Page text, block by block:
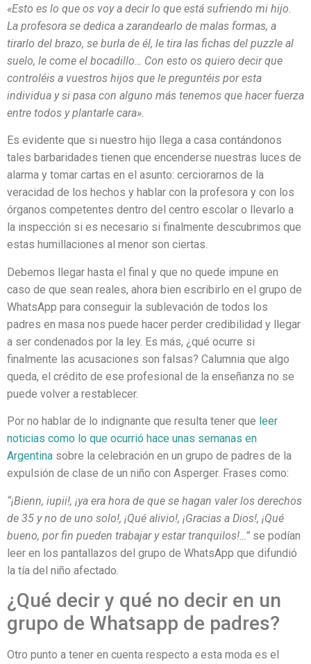
«Esto es lo que os voy a decir lo que está sufriendo mi hijo.
La profesora se dedica a zarandearlo de malas formas, a
tirarlo del brazo, se burla de él, le tira las fichas del puzzle al
suelo, le come el bocadillo… Con esto os quiero decir que
controléis a vuestros hijos que le preguntéis por esta
individua y si pasa con alguno más tenemos que hacer fuerza
entre todos y plantarle cara».
Es evidente que si nuestro hijo llega a casa contándonos
tales barbaridades tienen que encenderse nuestras luces de
alarma y tomar cartas en el asunto: cerciorarnos de la
veracidad de los hechos y hablar con la profesora y con los
órganos competentes dentro del centro escolar o llevarlo a
la inspección si es necesario si finalmente descubrimos que
estas humillaciones al menor son ciertas.
Debemos llegar hasta el final y que no quede impune en
caso de que sean reales, ahora bien escribirlo en el grupo de
WhatsApp para conseguir la sublevación de todos los
padres en masa nos puede hacer perder credibilidad y llegar
a ser condenados por la ley. Es más, ¿qué ocurre si
finalmente las acusaciones son falsas? Calumnia que algo
queda, el crédito de ese profesional de la enseñanza no se
puede volver a restablecer.
Por no hablar de lo indignante que resulta tener que leer
noticias como lo que ocurrió hace unas semanas en
Argentina sobre la celebración en un grupo de padres de la
expulsión de clase de un niño con Asperger. Frases como:
“¡Bienn, iupii!, ¡ya era hora de que se hagan valer los derechos
de 35 y no de uno solo!, ¡Qué alivio!, ¡Gracias a Dios!, ¡Qué
bueno, por fin pueden trabajar y estar tranquilos!…” se podían
leer en los pantallazos del grupo de WhatsApp que difundió
la tía del niño afectado.
¿Qué decir y qué no decir en un
grupo de Whatsapp de padres?
Otro punto a tener en cuenta respecto a esta moda es el